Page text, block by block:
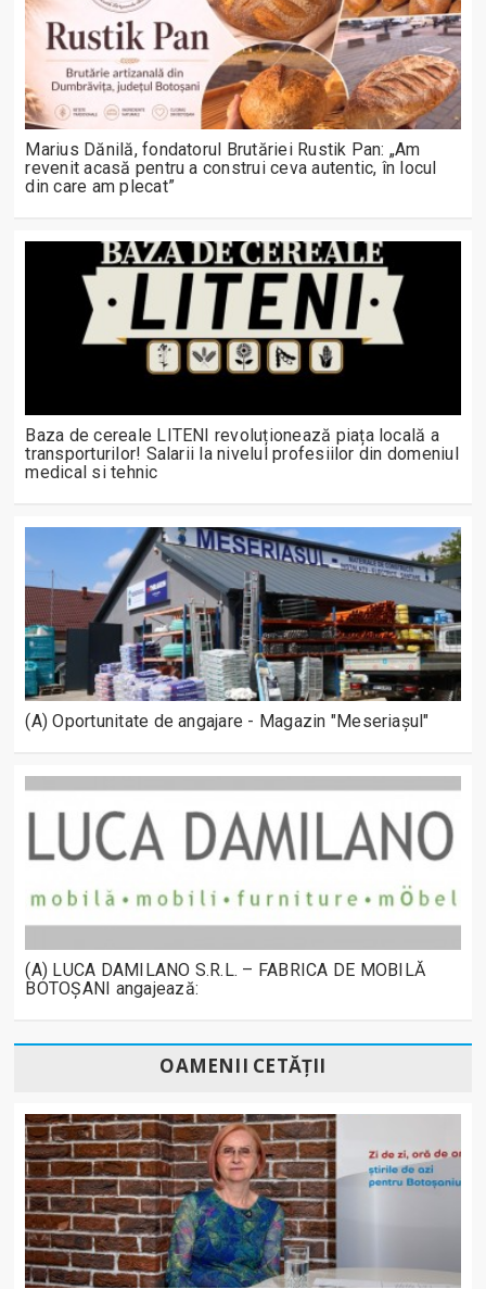
Marius Dănilă, fondatorul Brutăriei Rustik Pan: „Am
revenit acasă pentru a construi ceva autentic, în locul
din care am plecat”
Baza de cereale LITENI revoluționează piața locală a
transporturilor! Salarii la nivelul profesiilor din domeniul
medical si tehnic
(A) Oportunitate de angajare - Magazin "Meseriașul"
(A) LUCA DAMILANO S.R.L. – FABRICA DE MOBILĂ
BOTOȘANI angajează:
OAMENII CETĂȚII